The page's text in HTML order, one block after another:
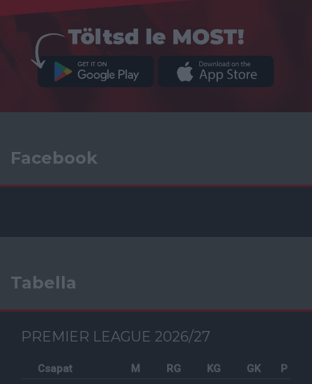
Facebook
Tabella
PREMIER LEAGUE 2026/27
Csapat M RG KG GK P